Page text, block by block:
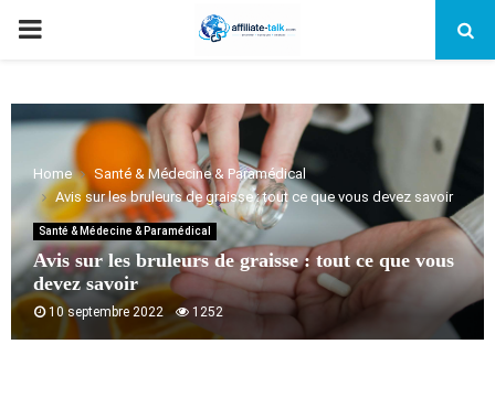
PRIMARY
Home
Santé & Médecine & Paramédical
Avis sur les bruleurs de graisse : tout ce que vous devez savoir
Santé & Médecine & Paramédical
Avis sur les bruleurs de graisse : tout ce que vous
devez savoir
10 septembre 2022 1252